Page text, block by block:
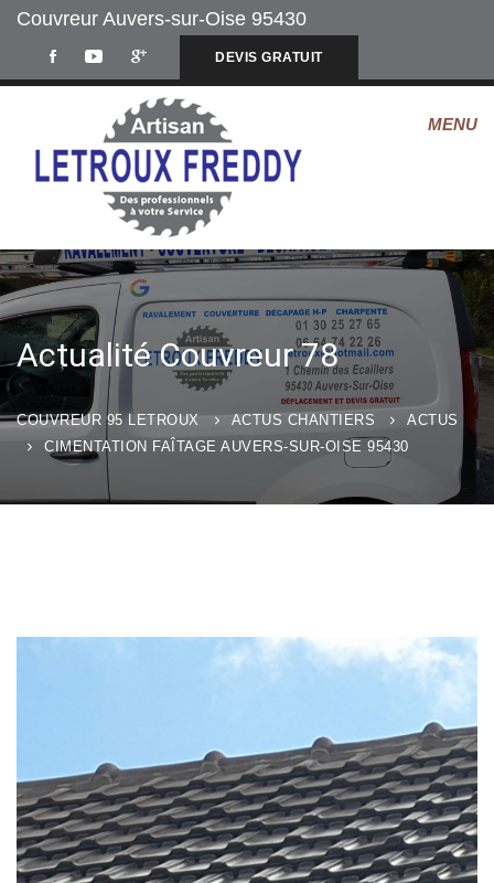
Couvreur Auvers-sur-Oise 95430
DEVIS GRATUIT
Actualité Couvreur 78
COUVREUR 95 LETROUX ACTUS CHANTIERS
ACTUS
CIMENTATION FAÎTAGE AUVERS-SUR-OISE 95430